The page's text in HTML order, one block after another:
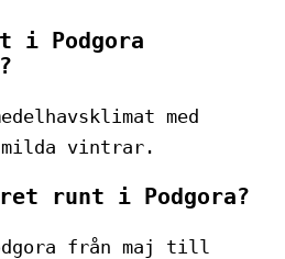
i Podgora
med
milda vintrar.
runt i Podgora?
från maj till